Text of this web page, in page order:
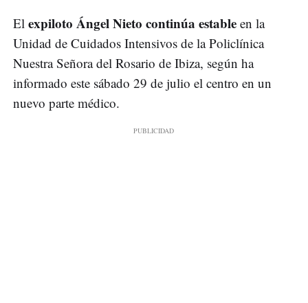
El expiloto Ángel Nieto continúa estable en la
Unidad de Cuidados Intensivos de la Policlínica
Nuestra Señora del Rosario de Ibiza, según ha
informado este sábado 29 de julio el centro en un
nuevo parte médico.